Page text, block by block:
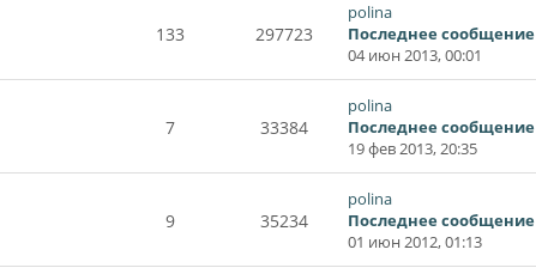
133 297723
polina
Последнее сообщение
04 июн 2013, 00:01
7 33384
polina
Последнее сообщение
19 фев 2013, 20:35
9 35234
polina
Последнее сообщение
01 июн 2012, 01:13